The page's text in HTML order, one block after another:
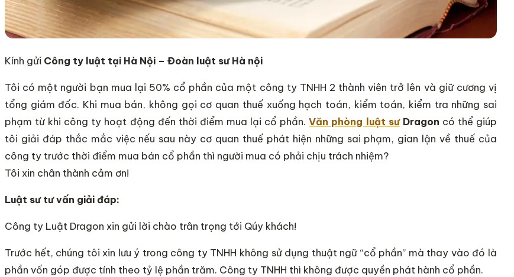
Kính gửi Công ty luật tại Hà Nội – Đoàn luật sư Hà nội
Tôi có một người bạn mua lại 50% cổ phần của một công ty TNHH 2 thành viên trở lên và giữ cương vị
tổng giám đốc. Khi mua bán, không gọi cơ quan thuế xuống hạch toán, kiểm toán, kiểm tra những sai
phạm từ khi công ty hoạt động đến thời điểm mua lại cổ phần. Văn phòng luật sưDragon có thể giúp
tôi giải đáp thắc mắc việc nếu sau này cơ quan thuế phát hiện những sai phạm, gian lận về thuế của
công ty trước thời điểm mua bán cổ phần thì người mua có phải chịu trách nhiệm?
Tôi xin chân thành cảm ơn!
Luật sư tư vấn giải đáp:
Công ty Luật Dragon xin gửi lời chào trân trọng tới Qúy khách!
Trước hết, chúng tôi xin lưu ý trong công ty TNHH không sử dụng thuật ngữ “cổ phần” mà thay vào đó là
phần vốn góp được tính theo tỷ lệ phần trăm. Công ty TNHH thì không được quyền phát hành cổ phần.